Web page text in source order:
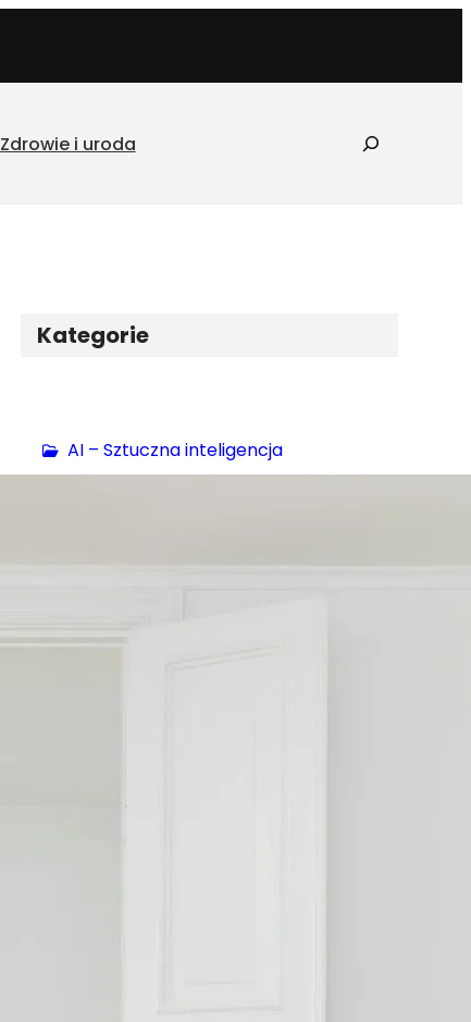
Zdrowie i uroda
Kategorie
AI – Sztuczna inteligencja
Podróże